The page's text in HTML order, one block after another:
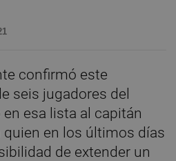
confirmó este
seis jugadores del
esa lista al capitán
quien en los últimos días
de extender un